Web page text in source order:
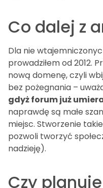
Co dalej z
Dla nie
prowadziłem od 2012.
nową domenę, czyli
bez pożegnania –
gdyż forum już
naprawdę są małe
miejsc. Stworzenie
pozwoli tworzyć
nadzieję).
Czy